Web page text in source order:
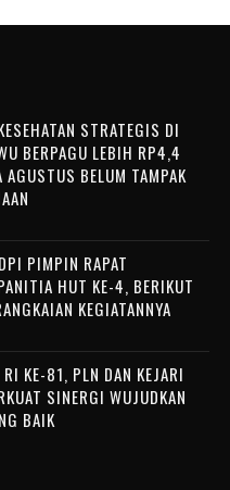
STRATEGIS DI
BERPAGU LEBIH RP4,4
BELUM TAMPAK
PIMPIN RAPAT
HUT KE-4, BERIKUT
KEGIATANNYA
KE-81, PLN DAN KEJARI
SINERGI WUJUDKAN
BAIK